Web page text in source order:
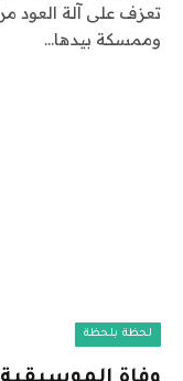
تعزف على آلة العود
وممسكة بيدها…
لحظة بلحظة